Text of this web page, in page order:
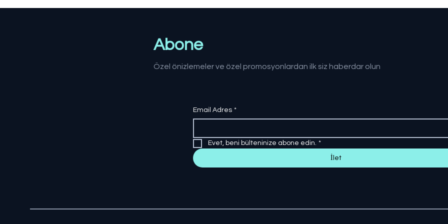
dönemi değerlendirildi
seviyesinde gerçekleşti
Abone
Özel önizlemeler ve özel promosyonlardan ilk siz haberdar olun
Email Adres *
Evet, beni bülteninize abone edin. *
İlet